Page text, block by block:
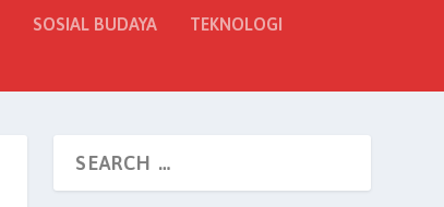
SOSIAL BUDAYA TEKNOLOGI